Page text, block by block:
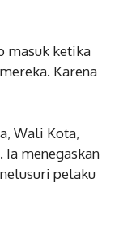
masuk ketika
Karena
Wali Kota,
Ia menegaskan
pelaku